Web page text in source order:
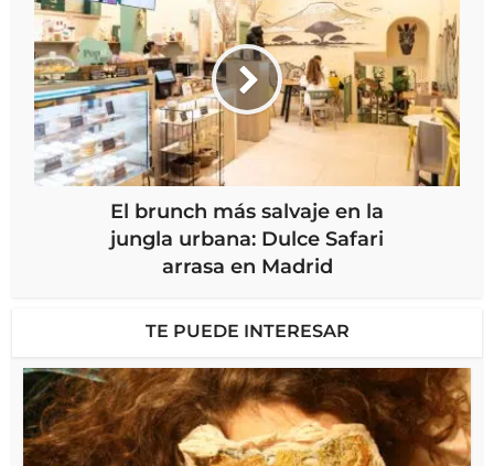
El brunch más salvaje en la
jungla urbana: Dulce Safari
arrasa en Madrid
TE PUEDE INTERESAR